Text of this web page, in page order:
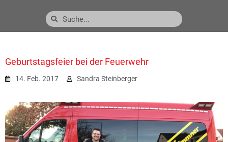
Geburtstagsfeier bei der Feuerwehr
14. Feb. 2017 Sandra Steinberger